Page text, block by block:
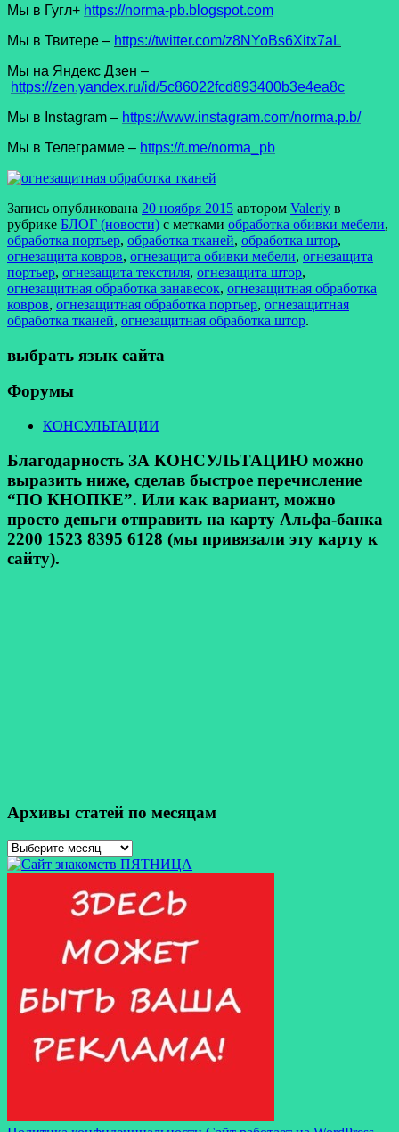
Мы в Гугл+ https://norma-pb.blogspot.com
Мы в Твитере – https://twitter.com/z8NYoBs6Xitx7aL
Мы на Яндекс Дзен –
https://zen.yandex.ru/id/5c86022fcd893400b3e4ea8c
Мы в Instagram – https://www.instagram.com/norma.p.b/
Мы в Телеграмме – https://t.me/norma_pb
Запись опубликована 20 ноября 2015 автором Valeriy в
рубрике БЛОГ (новости) с метками обработка обивки мебели,
обработка портьер, обработка тканей, обработка штор,
огнезащита ковров, огнезащита обивки мебели, огнезащита
портьер, огнезащита текстиля, огнезащита штор,
огнезащитная обработка занавесок, огнезащитная обработка
ковров, огнезащитная обработка портьер, огнезащитная
обработка тканей, огнезащитная обработка штор.
выбрать язык сайта
Форумы
КОНСУЛЬТАЦИИ
Благодарность ЗА КОНСУЛЬТАЦИЮ можно
выразить ниже, сделав быстрое перечисление
“ПО КНОПКЕ”. Или как вариант, можно
просто деньги отправить на карту Альфа-банка
2200 1523 8395 6128 (мы привязали эту карту к
сайту).
Архивы статей по месяцам
Архивы
статей